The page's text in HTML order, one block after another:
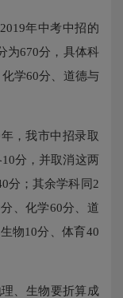
年中考中招的
为670分，具体科
学60分、道德与
，我市中招录取
分，并取消这两
分；其余学科同2
、化学60分、道
物10分、体育40
、生物要折算成